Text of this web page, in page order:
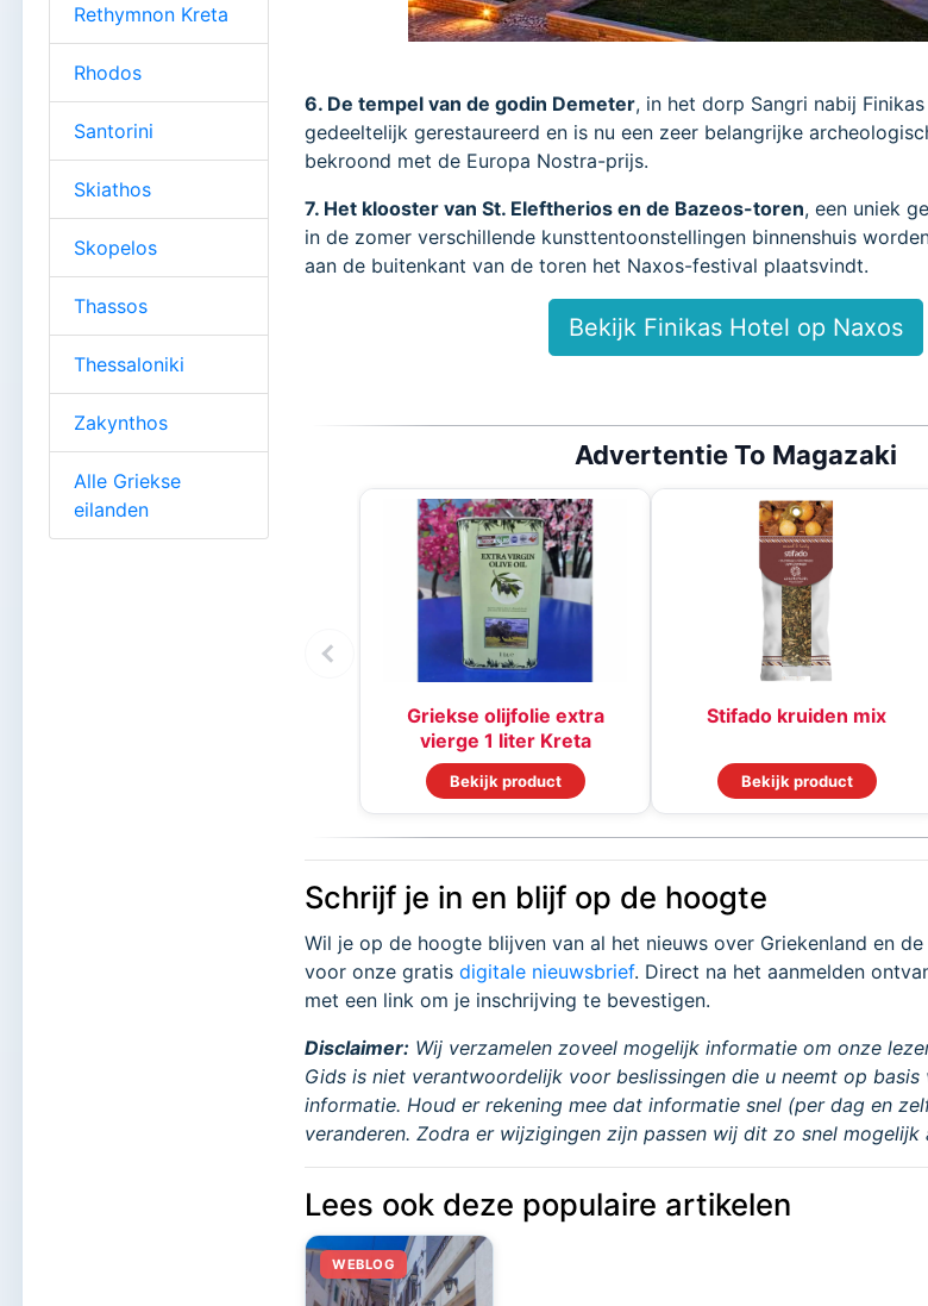
6. De tempel van de godin Demeter, in het dorp Sangri nabij
gedeeltelijk gerestaureerd en is nu een zeer belangrijke
bekroond met de Europa Nostra-prijs.
7. Het klooster van St. Eleftherios en de Bazeos-toren, een uniek
in de zomer verschillende kunsttentoonstellingen binnenshuis
aan de buitenkant van de toren het Naxos-festival plaatsvindt.
Bekijk Finikas Hotel op Naxos
Advertentie To Magazaki
Griekse olijfolie extra
vierge 1 liter Kreta
Bekijk product
Stifado kruiden mix
Bekijk product
Schrijf je in en blijf op de hoogte
Wil je op de hoogte blijven van al het nieuws over Griekenland en
voor onze gratisdigitale nieuwsbrief. Direct na het aanmelden
met een link om je inschrijving te bevestigen.
Disclaimer: Wij verzamelen zoveel mogelijk informatie om onze
Gids is niet verantwoordelijk voor beslissingen die u neemt op basis
informatie. Houd er rekening mee dat informatie snel (per dag en
veranderen. Zodra er wijzigingen zijn passen wij dit zo snel mogelijk
Lees ook deze populaire artikelen
Rethymnon Kreta
Rhodos
Santorini
Skiathos
Skopelos
Thassos
Thessaloniki
Zakynthos
Alle Griekse
eilanden